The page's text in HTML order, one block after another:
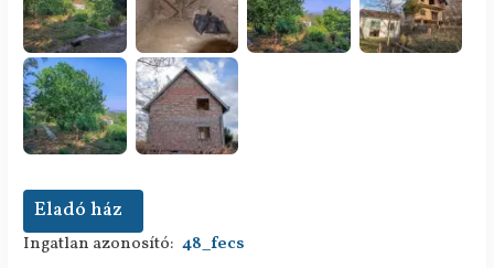
Eladó ház
Ingatlan azonosító: 48_fecs